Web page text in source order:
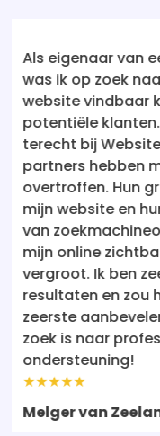
bedrijf
die mijn
ik
hebben
van
aanpak
hebben
met de
ten
die op